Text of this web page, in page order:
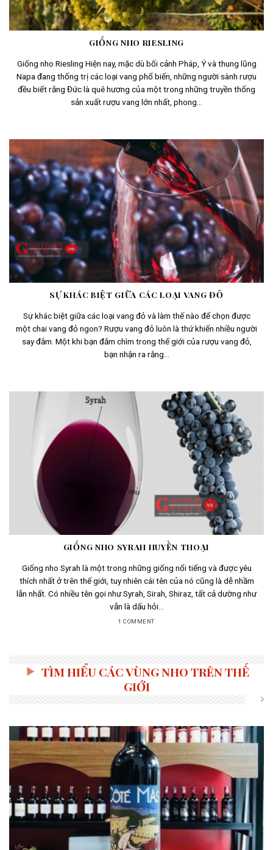
GIỐNG NHO RIESLING
Giống nho Riesling Hiện nay, mặc dù bối cảnh Pháp, Ý và thung lũng
Napa đang thống trị các loại vang phổ biến, những người sành rượu
đều biết rằng Đức là quê hương của một trong những truyền thống
sản xuất rượu vang lớn nhất, phong...
SỰ KHÁC BIỆT GIỮA CÁC LOẠI VANG ĐỎ
Sự khác biệt giữa các loại vang đỏ và làm thế nào để chọn được
một chai vang đỏ ngon? Rượu vang đỏ luôn là thứ khiến nhiều người
say đắm. Một khi bạn đắm chìm trong thế giới của rượu vang đỏ,
bạn nhận ra rằng...
GIỐNG NHO SYRAH HUYỀN THOẠI
Giống nho Syrah là một trong những giống nổi tiếng và được yêu
thích nhất ở trên thế giới, tuy nhiên cái tên của nó cũng là dễ nhầm
lẫn nhất. Có nhiều tên gọi như Syrah, Sirah, Shiraz, tất cả dường như
vẫn là dấu hỏi...
1 COMMENT
TÌM HIỂU CÁC VÙNG NHO TRÊN THẾ
GIỚI